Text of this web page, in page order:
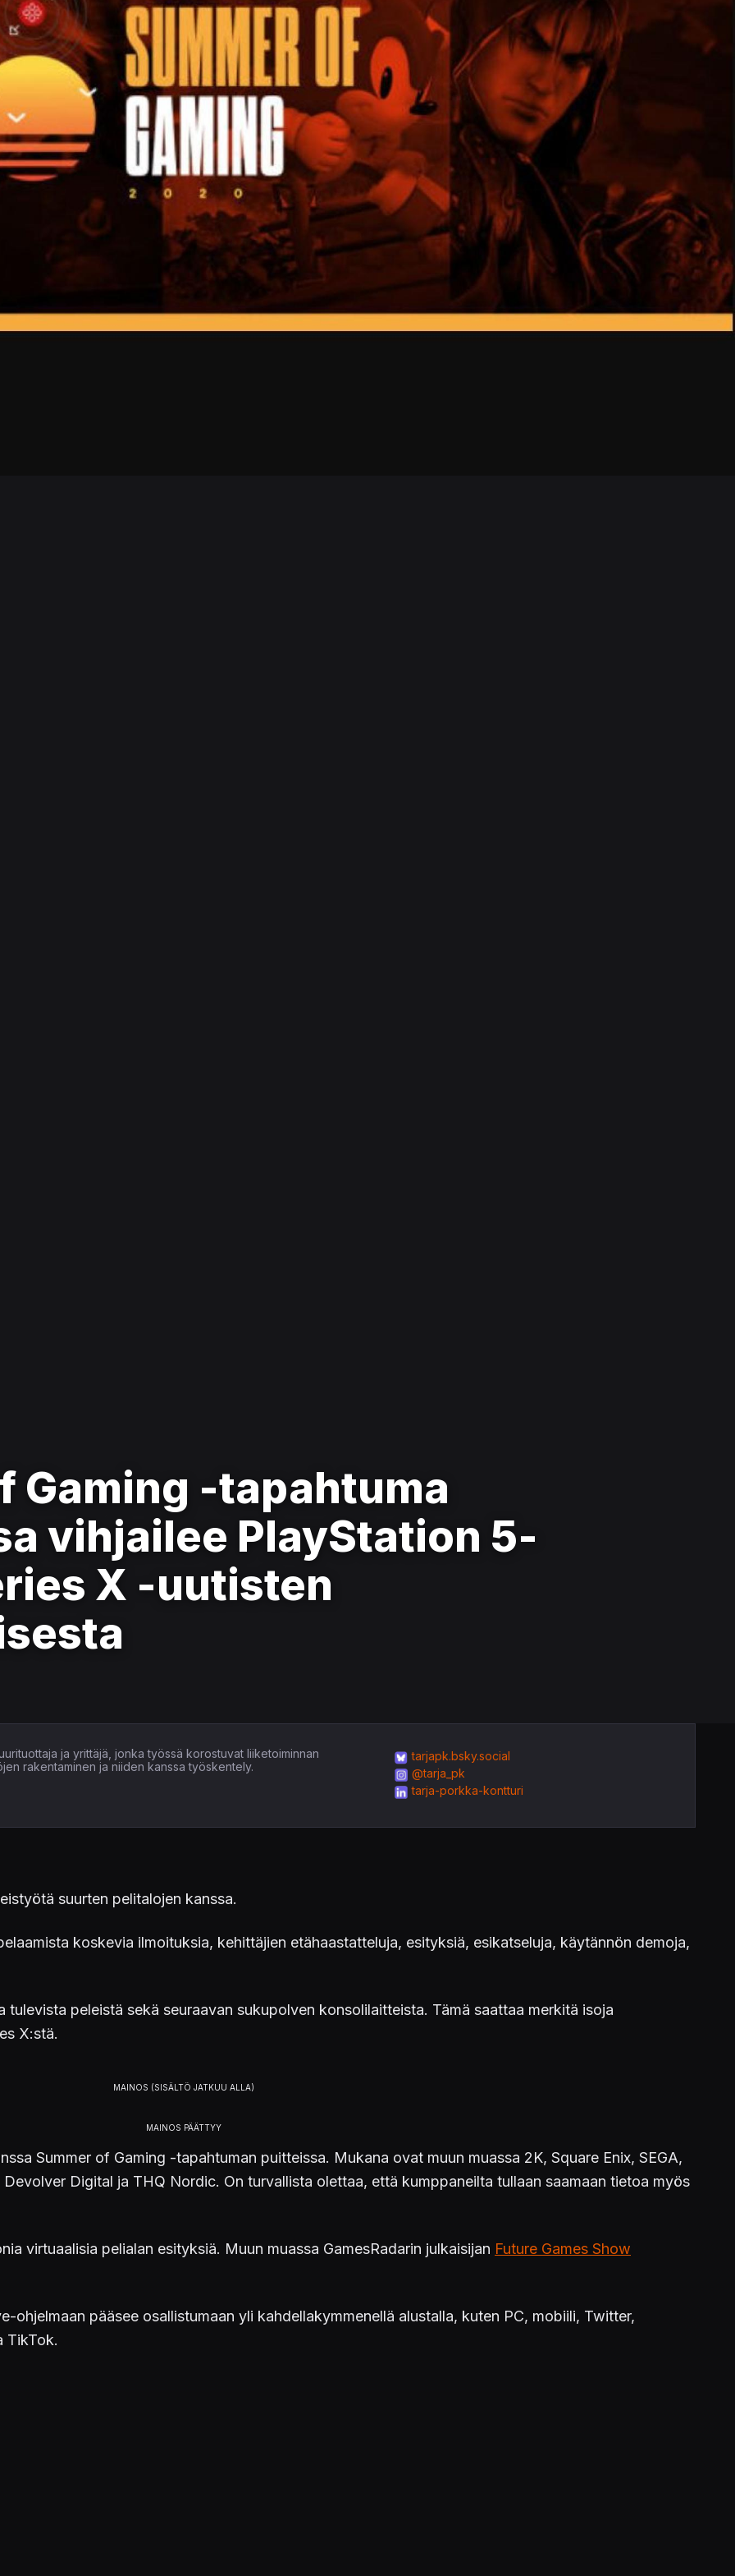
Gaming -tapahtuma
vihjailee PlayStation 5-
X -uutisten
ja yrittäjä, jonka työssä korostuvat liiketoiminnan
rakentaminen ja niiden kanssa työskentely.
tarjapk.bsky.social
@tarja_pk
tarja-porkka-kontturi
suurten pelitalojen kanssa.
koskevia ilmoituksia, kehittäjien etähaastatteluja, esityksiä, esikatseluja, käytännön demoja,
tulevista peleistä sekä seuraavan sukupolven konsolilaitteista. Tämä saattaa merkitä isoja
X:stä.
Summer of Gaming -tapahtuman puitteissa. Mukana ovat muun muassa 2K, Square Enix, SEGA,
Digital ja THQ Nordic. On turvallista olettaa, että kumppaneilta tullaan saamaan tietoa myös
virtuaalisia pelialan esityksiä. Muun muassa GamesRadarin julkaisijan Future Games Show
ohjelmaan pääsee osallistumaan yli kahdellakymmenellä alustalla, kuten PC, mobiili, Twitter,
TikTok.